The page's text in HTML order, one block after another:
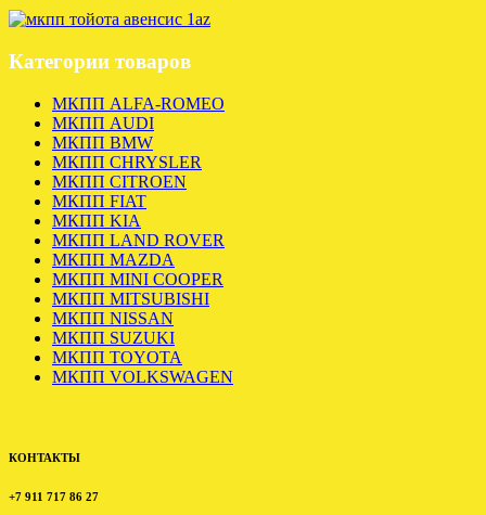
Категории товаров
МКПП ALFA-ROMEO
МКПП AUDI
МКПП BMW
МКПП CHRYSLER
МКПП CITROEN
МКПП FIAT
МКПП KIA
МКПП LAND ROVER
МКПП MAZDA
МКПП MINI COOPER
МКПП MITSUBISHI
МКПП NISSAN
МКПП SUZUKI
МКПП TOYOTA
МКПП VOLKSWAGEN
КОНТАКТЫ
+7 911 717 86 27